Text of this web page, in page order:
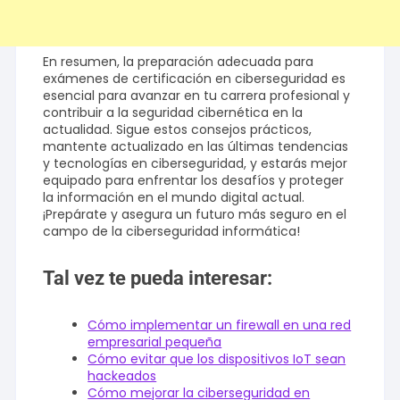
En resumen, la preparación adecuada para
exámenes de certificación en ciberseguridad es
esencial para avanzar en tu carrera profesional y
contribuir a la seguridad cibernética en la
actualidad. Sigue estos consejos prácticos,
mantente actualizado en las últimas tendencias
y tecnologías en ciberseguridad, y estarás mejor
equipado para enfrentar los desafíos y proteger
la información en el mundo digital actual.
¡Prepárate y asegura un futuro más seguro en el
campo de la ciberseguridad informática!
Tal vez te pueda interesar:
Cómo implementar un firewall en una red
empresarial pequeña
Cómo evitar que los dispositivos IoT sean
hackeados
Cómo mejorar la ciberseguridad en